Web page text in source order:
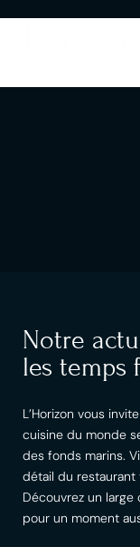
principal
Notre
les temps
L’Horizon vous
cuisine du monde
des fonds marins.
détail du
Découvrez un
pour un moment